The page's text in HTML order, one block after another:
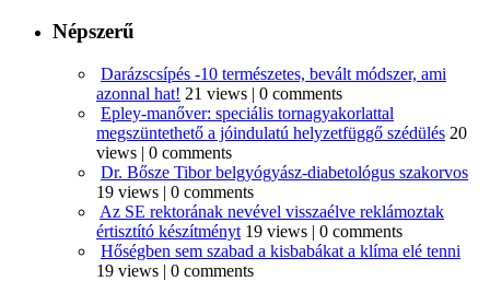
Népszerű
Darázscsípés -10 természetes, bevált módszer, ami
azonnal hat! 21 views | 0 comments
Epley-manőver: speciális tornagyakorlattal
megszüntethető a jóindulatú helyzetfüggő szédülés 20
views | 0 comments
Dr. Bősze Tibor belgyógyász-diabetológus szakorvos
19 views | 0 comments
Az SE rektorának nevével visszaélve reklámoztak
értisztító készítményt 19 views | 0 comments
Hőségben sem szabad a kisbabákat a klíma elé tenni
19 views | 0 comments